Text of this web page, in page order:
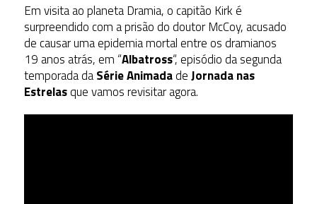
Em visita ao planeta Dramia, o capitão Kirk é
surpreendido com a prisão do doutor McCoy, acusado
de causar uma epidemia mortal entre os dramianos
19 anos atrás, em “Albatross“, episódio da segunda
temporada daSérie AnimadadeJornada nas
Estrelasque vamos revisitar agora.